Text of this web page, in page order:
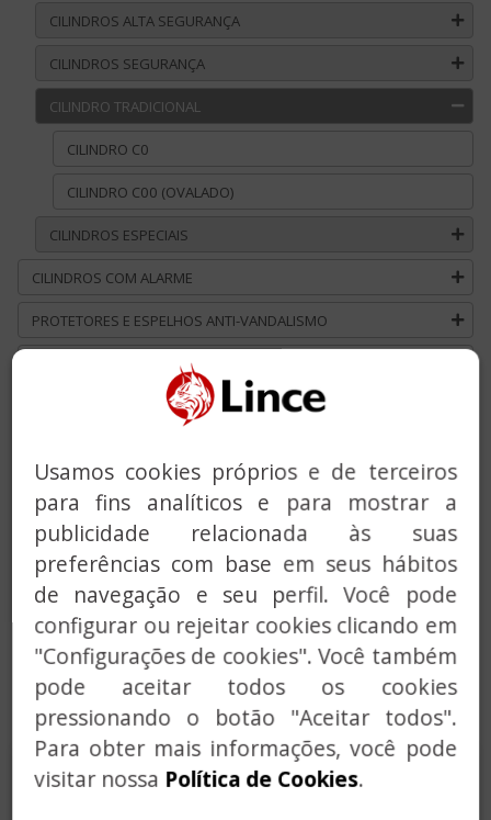
CILINDROS ALTA SEGURANÇA
CILINDROS SEGURANÇA
CILINDRO TRADICIONAL
CILINDRO C0
CILINDRO C00 (OVALADO)
CILINDROS ESPECIAIS
CILINDROS COM ALARME
PROTETORES E ESPELHOS ANTI-VANDALISMO
FECHADURAS DE EMBUTIR METÁLICAS
FECHADURAS DE EMBUTIR MADEIRA
FECHADURAS COM ALARME INTEGRADA
MANIVELAS
MOLA PARA PORTAS
ACESSOS COMUNS
SERVIÇO CHAVES
SOLUÇÕES PERSONALIZADAS
CILINDRO C0
Usamos cookies próprios e de terceiros
para fins analíticos e para mostrar a
publicidade relacionada às suas
preferências com base em seus hábitos
de navegação e seu perfil. Você pode
configurar ou rejeitar cookies clicando em
"Configurações de cookies". Você também
pode aceitar todos os cookies
pressionando o botão "Aceitar todos".
Para obter mais informações, você pode
visitar nossa Política de Cookies.